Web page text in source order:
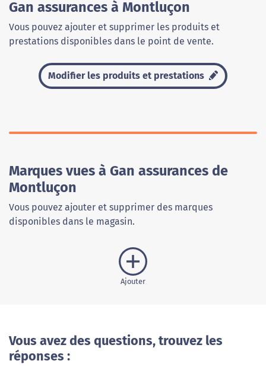
Gan assurances à Montluçon
Vous pouvez ajouter et supprimer les produits et
prestations disponibles dans le point de vente.
Modifier les produits et prestations
Marques vues à Gan assurances de
Montluçon
Vous pouvez ajouter et supprimer des marques
disponibles dans le magasin.
Ajouter
Vous avez des questions, trouvez les
réponses :